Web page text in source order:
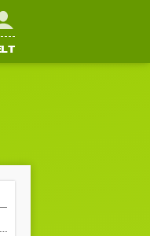
FFH